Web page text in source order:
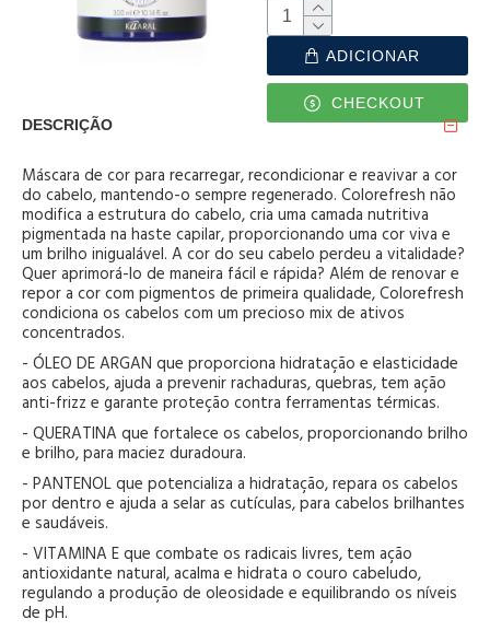
ADICIONAR
CHECKOUT
DESCRIÇÃO
Máscara de cor para recarregar, recondicionar e reavivar a cor
do cabelo, mantendo-o sempre regenerado. Colorefresh não
modifica a estrutura do cabelo, cria uma camada nutritiva
pigmentada na haste capilar, proporcionando uma cor viva e
um brilho inigualável. A cor do seu cabelo perdeu a vitalidade?
Quer aprimorá-lo de maneira fácil e rápida? Além de renovar e
repor a cor com pigmentos de primeira qualidade, Colorefresh
condiciona os cabelos com um precioso mix de ativos
concentrados.
- ÓLEO DE ARGAN que proporciona hidratação e elasticidade
aos cabelos, ajuda a prevenir rachaduras, quebras, tem ação
anti-frizz e garante proteção contra ferramentas térmicas.
- QUERATINA que fortalece os cabelos, proporcionando brilho
e brilho, para maciez duradoura.
- PANTENOL que potencializa a hidratação, repara os cabelos
por dentro e ajuda a selar as cutículas, para cabelos brilhantes
e saudáveis.
- VITAMINA E que combate os radicais livres, tem ação
antioxidante natural, acalma e hidrata o couro cabeludo,
regulando a produção de oleosidade e equilibrando os níveis
de pH.